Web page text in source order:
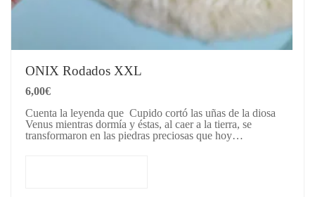
ONIX Rodados XXL
6,00€
Cuenta la leyenda que Cupido cortó las uñas de la diosa
Venus mientras dormía y éstas, al caer a la tierra, se
transformaron en las piedras preciosas que hoy…